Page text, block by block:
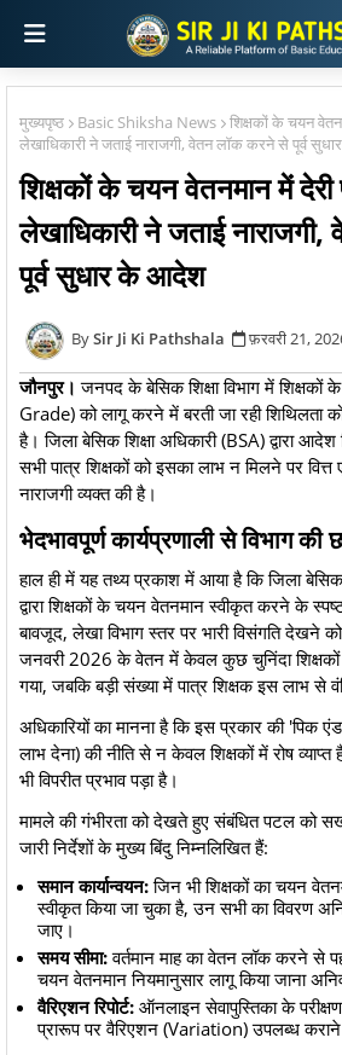
मुख्यपृष्ठ Basic Shiksha News
शिक्षकों के चयन
लेखाधिकारी ने जताई नाराजगी, वेतन लॉक करने से पूर्व
शिक्षकों के चयन वेतनमान में देरी
लेखाधिकारी ने जताई
पूर्व सुधार के आदेश
Sir Ji Ki Pathshala फ़रवरी 21,
जौनपुर। जनपद के बेसिक शिक्षा विभाग में
Grade) को लागू करने में बरती जा रही शिथिलता
है। जिला बेसिक शिक्षा अधिकारी (BSA) द्वारा
सभी पात्र शिक्षकों को इसका लाभ न मिलने पर
नाराजगी व्यक्त की है।
भेदभावपूर्ण कार्यप्रणाली से विभाग की
​हाल ही में यह तथ्य प्रकाश में आया है कि जिला बेसिक
द्वारा शिक्षकों के चयन वेतनमान स्वीकृत करने के
बावजूद, लेखा विभाग स्तर पर भारी विसंगति देखने
जनवरी 2026 के वेतन में केवल कुछ चुनिंदा शिक्षकों
गया, जबकि बड़ी संख्या में पात्र शिक्षक इस लाभ से
​अधिकारियों का मानना है कि इस प्रकार की 'पिक
लाभ देना) की नीति से न केवल शिक्षकों में रोष
भी विपरीत प्रभाव पड़ा है।
​मामले की गंभीरता को देखते हुए संबंधित पटल को
जारी निर्देशों के मुख्य बिंदु निम्नलिखित हैं:
समान कार्यान्वयन:जिन भी शिक्षकों का चयन
स्वीकृत किया जा चुका है, उन सभी का विवरण
जाए।
समय सीमा:वर्तमान माह का वेतन लॉक करने से
चयन वेतनमान नियमानुसार लागू किया जाना
वैरिएशन रिपोर्ट: ऑनलाइन सेवापुस्तिका के
प्रारूप पर वैरिएशन (Variation) उपलब्ध कराने